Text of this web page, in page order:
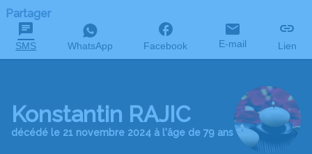
Partager
SMS WhatsApp Facebook E-mail Lien
Konstantin RAJIC
décédé le 21 novembre 2024 à l'âge de 79 ans